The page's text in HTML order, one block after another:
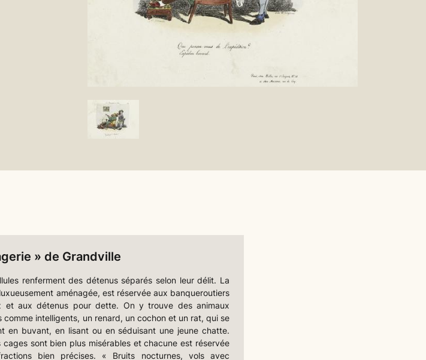
» de Grandville
renferment des détenus séparés selon leur délit. La
aménagée, est réservée aux banqueroutiers
et aux détenus pour dette. On y trouve des animaux
comme intelligents, un renard, un cochon et un rat, qui se
en buvant, en lisant ou en séduisant une jeune chatte.
cages sont bien plus misérables et chacune est réservée
bien précises. « Bruits nocturnes, vols avec